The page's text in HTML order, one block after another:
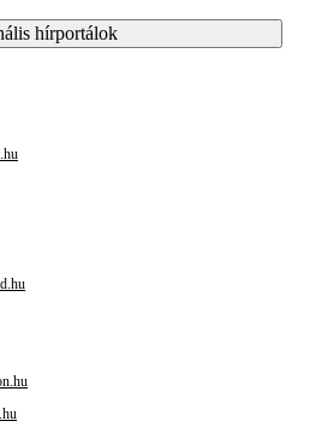
hírportálok